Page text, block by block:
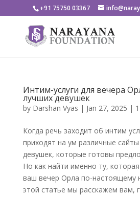
+91 75750 03367
Интим-услуги для вечера
лучших девушек
by Darshan Vyas | Jan 27, 2025 | 1
Когда речь заходит об интим
приходят на ум различные
девушек, которые готовы
Но как найти именно ту,
ваш вечер Орла по-настоящему
этой статье мы расскажем вам,